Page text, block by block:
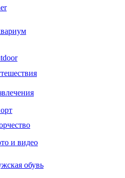
и видео
обувь